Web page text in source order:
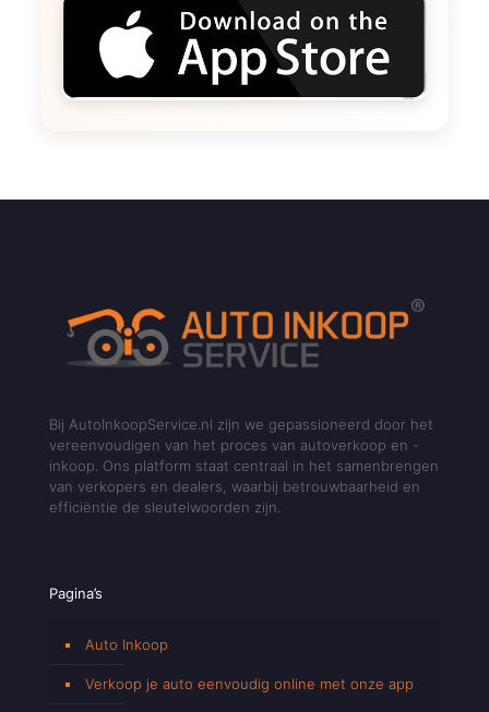
Bij AutoInkoopService.nl zijn we gepassioneerd door het
vereenvoudigen van het proces van autoverkoop en -
inkoop. Ons platform staat centraal in het samenbrengen
van verkopers en dealers, waarbij betrouwbaarheid en
efficiëntie de sleutelwoorden zijn.
Pagina’s
Auto Inkoop
Verkoop je auto eenvoudig online met onze app